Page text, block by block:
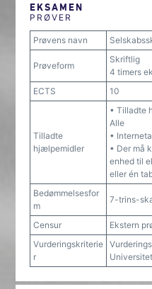
EKSAMEN
PRØVER
Prøvens navn
Prøveform
Skriftlig
4 timers
ECTS
10
Tilladte
hjælpemidler
• Tilladte
Alle
•
• Der må
enhed til
eller én
Bedømmelsesfor
m
7-trins-
Censur
Ekstern
Vurderingskriterie
r